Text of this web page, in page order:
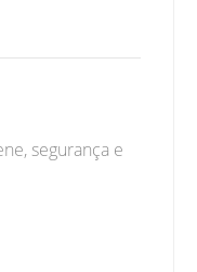
segurança e